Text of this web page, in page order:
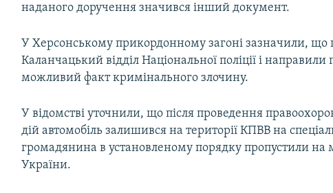
наданого доручення значився інший документ.
У Херсонському прикордонному загоні зазначили, що
Каланчацький відділ Національної поліції і
можливий факт кримінального злочину.
У відомстві уточнили, що після проведення
дій автомобіль залишився на території КПВВ на
громадянина в установленому порядку пропустили на
України.